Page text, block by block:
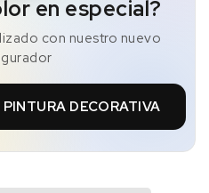
en especial?
con nuestro nuevo
DECORATIVA